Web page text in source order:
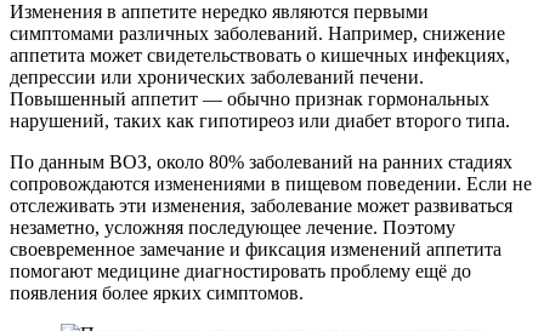
Изменения в аппетите нередко являются первыми
симптомами различных заболеваний. Например, снижение
аппетита может свидетельствовать о кишечных инфекциях,
депрессии или хронических заболеваний печени.
Повышенный аппетит — обычно признак гормональных
нарушений, таких как гипотиреоз или диабет второго типа.
По данным ВОЗ, около 80% заболеваний на ранних стадиях
сопровождаются изменениями в пищевом поведении. Если не
отслеживать эти изменения, заболевание может развиваться
незаметно, усложняя последующее лечение. Поэтому
своевременное замечание и фиксация изменений аппетита
помогают медицине диагностировать проблему ещё до
появления более ярких симптомов.